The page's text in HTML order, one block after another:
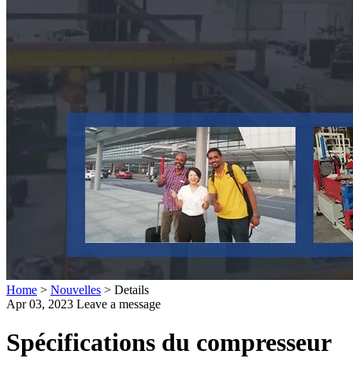
Home > Nouvelles > Details
Apr 03, 2023 Leave a message
Spécifications du compresseur